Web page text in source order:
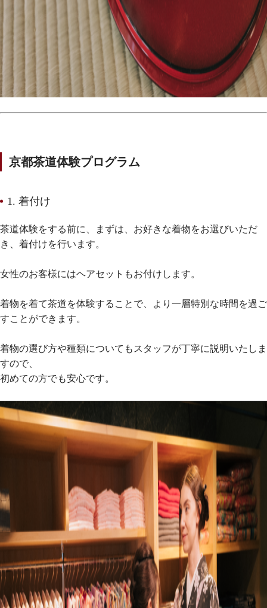
京都茶道体験プログラム
1. 着付け
茶道体験をする前に、まずは、お好きな着物をお選びいただ
き、着付けを行います。
女性のお客様にはヘアセットもお付けします。
着物を着て茶道を体験することで、より一層特別な時間を過ご
すことができます。
着物の選び方や種類についてもスタッフが丁寧に説明いたしま
すので、
初めての方でも安心です。